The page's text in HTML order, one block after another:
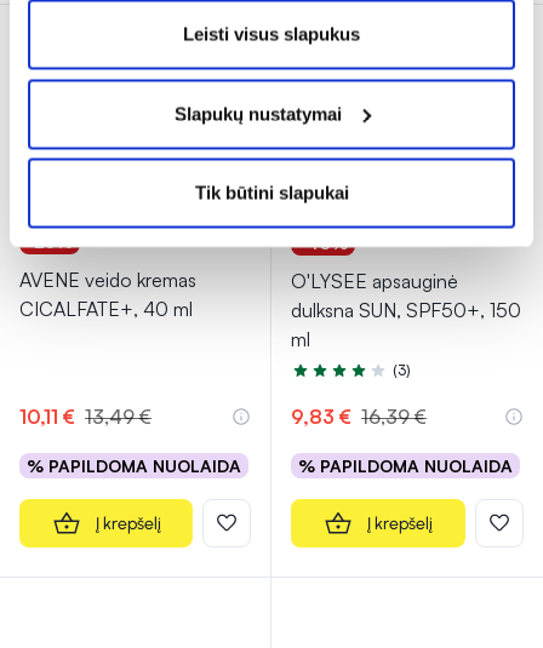
Leisti visus slapukus
Slapukų nustatymai
Tik būtini slapukai
AVENE veido kremas
CICALFATE+, 40 ml
10,11 € 13,49 €
% PAPILDOMA NUOLAIDA
Į krepšelį
Tik internete
-40%
O'LYSEE apsauginė
dulksna SUN, SPF50+, 150
ml
Įvertinimas 3.7 iš 5
(3)
9,83 € 16,39 €
% PAPILDOMA NUOLAIDA
Į krepšelį